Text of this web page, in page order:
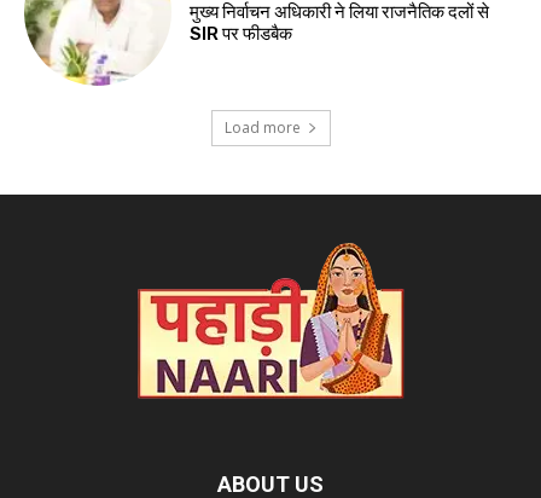
मुख्य निर्वाचन अधिकारी ने लिया राजनैतिक दलों से
SIR पर फीडबैक
Load more
ABOUT US